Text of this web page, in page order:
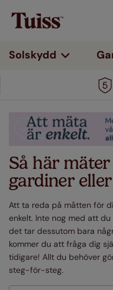
Solskydd
Så här
gardiner
Att ta reda på måtten för
enkelt. Inte nog med att
det tar dessutom bara
kommer du att fråga dig
tidigare! Allt du behöver
steg-för-steg.